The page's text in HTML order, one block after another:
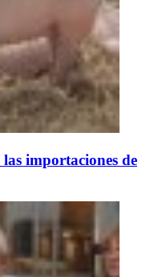
importaciones de